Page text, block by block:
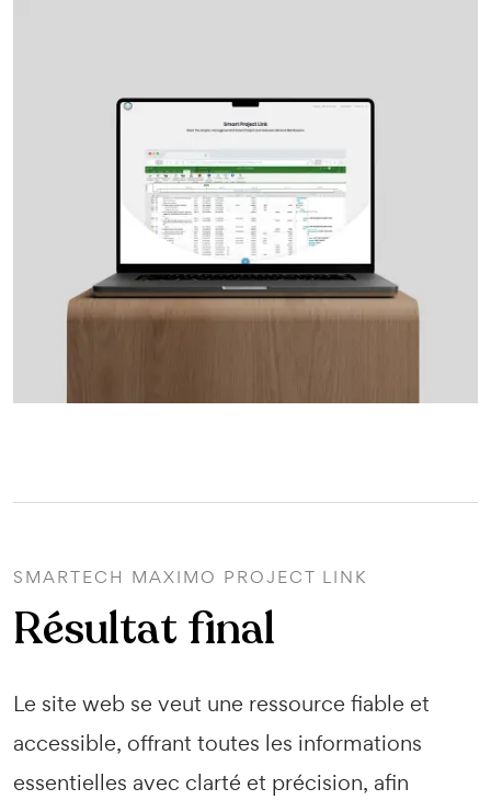
SMARTECH MAXIMO PROJECT LINK
Résultat final
Le site web se veut une ressource fiable et
accessible, offrant toutes les informations
essentielles avec clarté et précision, afin